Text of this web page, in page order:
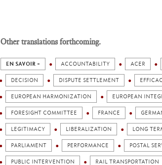
Other translations forthcoming.
EN SAVOIR + ACCOUNTABILITY ACER
DECISION DISPUTE SETTLEMENT
EUROPEAN HARMONIZATION EUROPEAN
FORESIGHT COMMITTEE FRANCE
LEGITIMACY LIBERALIZATION LONG
PARLIAMENT PERFORMANCE POSTAL
PUBLIC INTERVENTION RAIL TRANSPORTATION